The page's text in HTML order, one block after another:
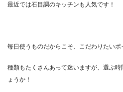
最近では石目調のキッチンも人気です！
毎日使うものだからこそ、こだわりたいポ
種類もたくさんあって迷いますが、選ぶ
ょうか！